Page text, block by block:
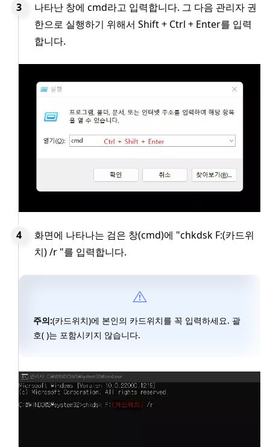
나타난 창에 cmd라고 입력합니다. 그 다음 관리자 권
한으로 실행하기 위해서 Shift + Ctrl + Enter를 입력
합니다.
화면에 나타나는 검은 창(cmd)에 "chkdsk F:(카드위
치) /r "를 입력합니다.
주의:(카드위치)에 본인의 카드위치를 꼭 입력하세요. 괄
호( )는 포함시키지 않습니다.